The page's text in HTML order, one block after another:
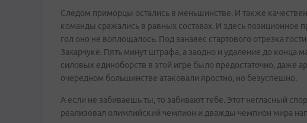
Следом приморцы остались в меньшинстве. И также
команды сражались в равных составах. И здесь позиционное
гол оно не воплощалось. Под занавес стартового отрезка
Захарчуке. Пять минут штрафа, а заодно и удаление до конца
силовых единоборств в этой игре было предостаточно, даже
очередном большинстве атаковали яростно, но безуспешно.
А если не забиваешь ты, то забивают тебе. Этот негласный
реализовал олимпийский чемпион и дважды чемпион мира